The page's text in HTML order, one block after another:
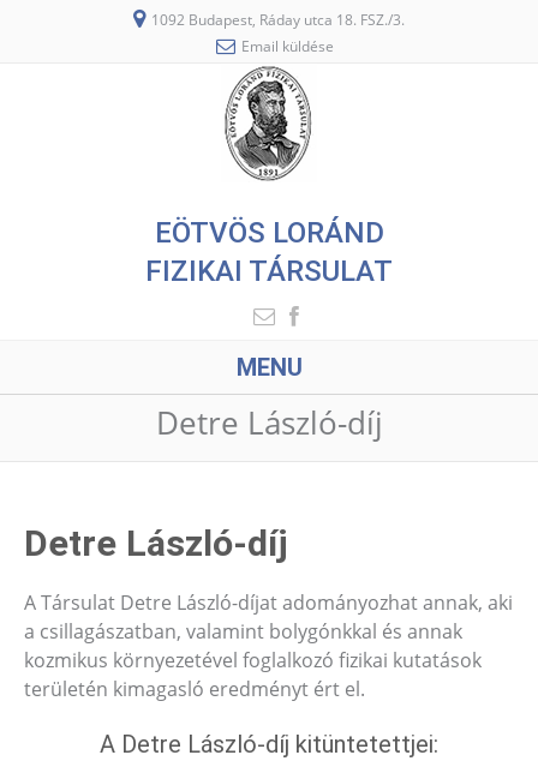
1092 Budapest, Ráday utca 18. FSZ./3.
Email küldése
EÖTVÖS LORÁND
FIZIKAI TÁRSULAT
MENU
Detre László-díj
Detre László-díj
A Társulat Detre László-díjat adományozhat annak, aki
a csillagászatban, valamint bolygónkkal és annak
kozmikus környezetével foglalkozó fizikai kutatások
területén kimagasló eredményt ért el.
A Detre László-díj kitüntetettjei: